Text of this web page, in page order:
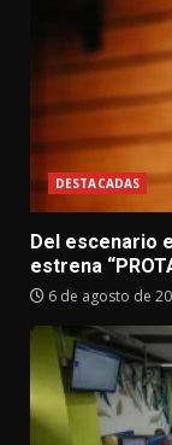
DESTACADAS
Del escenario
estrena
6 de agosto de